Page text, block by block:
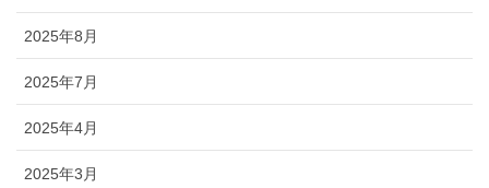
2025年8月
2025年7月
2025年4月
2025年3月